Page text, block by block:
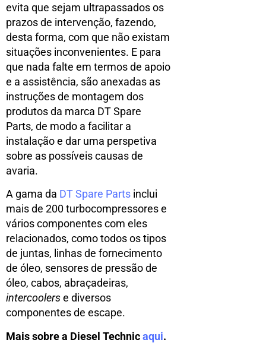
evita que sejam ultrapassados os
prazos de intervenção, fazendo,
desta forma, com que não existam
situações inconvenientes. E para
que nada falte em termos de apoio
e a assistência, são anexadas as
instruções de montagem dos
produtos da marca DT Spare
Parts, de modo a facilitar a
instalação e dar uma perspetiva
sobre as possíveis causas de
avaria.
A gama da DT Spare Parts inclui
mais de 200 turbocompressores e
vários componentes com eles
relacionados, como todos os tipos
de juntas, linhas de fornecimento
de óleo, sensores de pressão de
óleo, cabos, abraçadeiras,
intercoolerse diversos
componentes de escape.
Mais sobre a Diesel Technicaqui.